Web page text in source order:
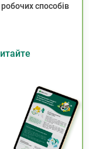
способів